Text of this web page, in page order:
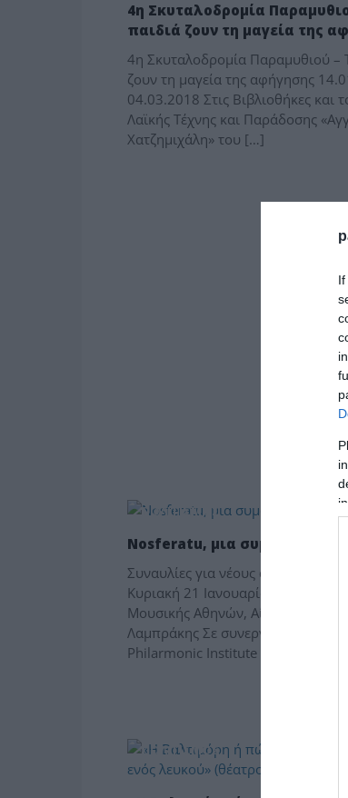
4η Σκυταλοδρομία
παιδιά ζουν τη μαγεία της
4η Σκυταλοδρομία Παραμυθιού –
ζουν τη μαγεία της αφήγησης
04.03.2018 Στις Βιβλιοθήκες και
Λαϊκής Τέχνης και Παράδοσης
Χατζημιχάλη» του […]
ΠΟΛΙΤΙΣΜΟΣ
Nosferatu, μια συμφωνία
Συναυλίες για νέους από 8
Κυριακή 21 Ιανουαρίου, 19:30,
Μουσικής Αθηνών, Αίθουσα
Λαμπράκης Σε συνεργασία με το
Philarmonic Institute […]
ΠΟΛΙΤΙΣΜΟΣ